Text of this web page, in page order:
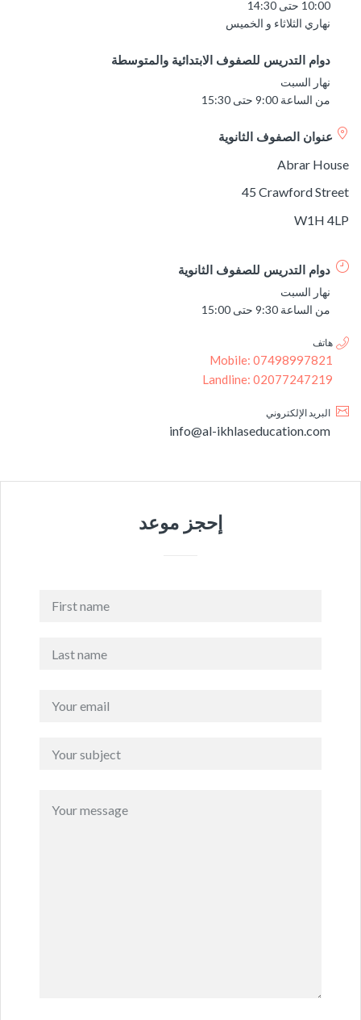
10:00 حتى 14:30
نهاري الثلاثاء و الخميس
دوام التدريس للصفوف الابتدائية والمتوسطة
نهار السبت
من الساعة 9:00 حتى 15:30
عنوان الصفوف الثانوية
Abrar House
45 Crawford Street
W1H 4LP
دوام التدريس للصفوف الثانوية
نهار السبت
من الساعة 9:30 حتى 15:00
هاتف
Mobile: 07498997821
Landline: 02077247219
البريد الإلكتروني
info@al-ikhlaseducation.com
إحجز موعد